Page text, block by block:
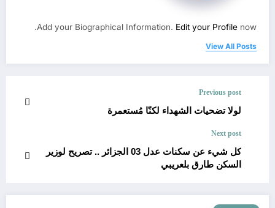
Add your Biographical Information. Edit your Profile now.
View All Posts
Previous post
لولا تضحيات الشهداء لكنّا مُستعمرة
Next post
كل شيء عن سكنات عدل 03 الجزائر .. تصريح لوزير
السكن طارق بلعريبي